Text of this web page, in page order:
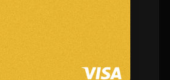
обслуживания